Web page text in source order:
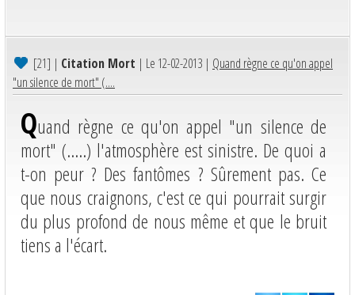
[21] | Citation Mort | Le 12-02-2013 | Quand règne ce qu'on appel
"un silence de mort" (....
Quand règne ce qu'on appel "un silence de
mort" (.....) l'atmosphère est sinistre. De quoi a
t-on peur ? Des fantômes ? Sûrement pas. Ce
que nous craignons, c'est ce qui pourrait surgir
du plus profond de nous même et que le bruit
tiens a l'écart.